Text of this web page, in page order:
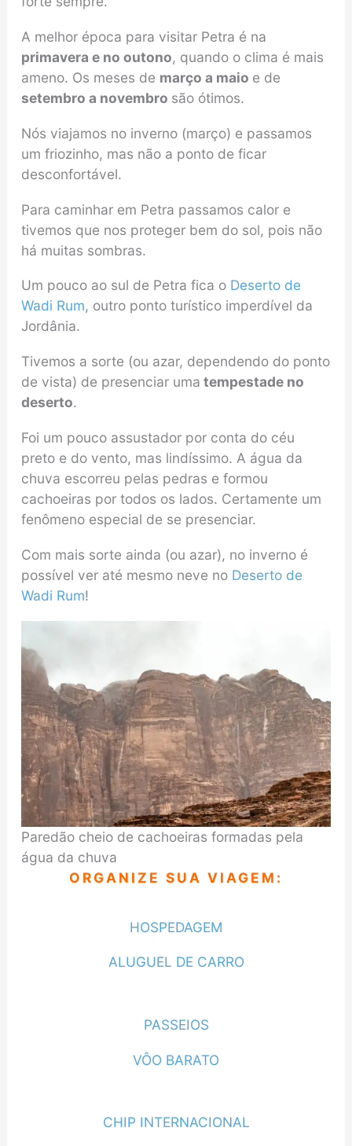
A melhor época para visitar Petra é na
primavera e no outono, quando o clima é mais
ameno. Os meses de março a maio e de
setembro a novembro são ótimos.
Nós viajamos no inverno (março) e passamos
um friozinho, mas não a ponto de ficar
desconfortável.
Para caminhar em Petra passamos calor e
tivemos que nos proteger bem do sol, pois não
há muitas sombras.
Um pouco ao sul de Petra fica o Deserto de
Wadi Rum, outro ponto turístico imperdível da
Jordânia.
Tivemos a sorte (ou azar, dependendo do ponto
de vista) de presenciar uma tempestade no
deserto.
Foi um pouco assustador por conta do céu
preto e do vento, mas lindíssimo. A água da
chuva escorreu pelas pedras e formou
cachoeiras por todos os lados. Certamente um
fenômeno especial de se presenciar.
Com mais sorte ainda (ou azar), no inverno é
possível ver até mesmo neve no Deserto de
Wadi Rum!
Paredão cheio de cachoeiras formadas pela
água da chuva
ORGANIZE SUA VIAGEM:
HOSPEDAGEM
ALUGUEL DE CARRO
PASSEIOS
VÔO BARATO
CHIP INTERNACIONAL